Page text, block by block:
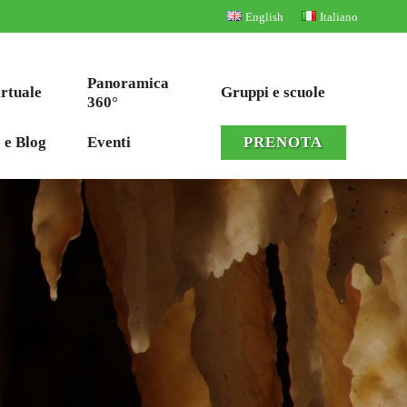
English Italiano
Panoramica
360°
Gruppi e scuole
Blog Eventi PRENOTA